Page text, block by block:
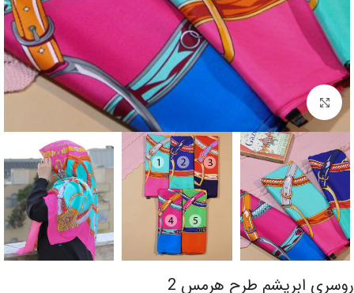
برای بزرگنمایی کلیک کنید
روسری ابریشم طرح هرمس 2